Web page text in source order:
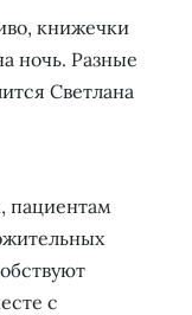
книжечки
ночь. Разные
Светлана
пациентам
с